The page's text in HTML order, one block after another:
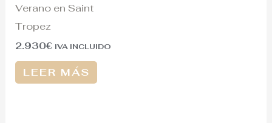
Verano en Saint
Tropez
2.930€ IVA INCLUIDO
LEER MÁS